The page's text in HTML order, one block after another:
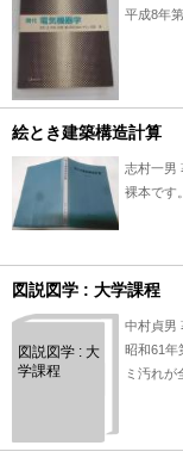
平成8年
絵とき建築構造計算
志村一男
裸本です
図説図学 : 大学課程
図説図学 : 大
学課程
中村貞男
昭和61年
ミ汚れが